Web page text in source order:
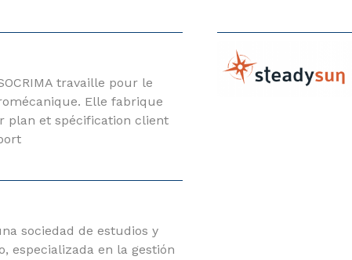
travaille pour le
Elle fabrique
plan et spécification client
sociedad de estudios y
especializada en la gestión